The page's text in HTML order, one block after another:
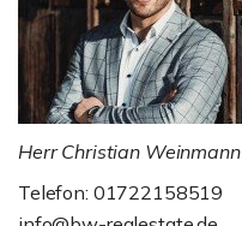
Herr Christian Weinmann
Telefon: 01722158519